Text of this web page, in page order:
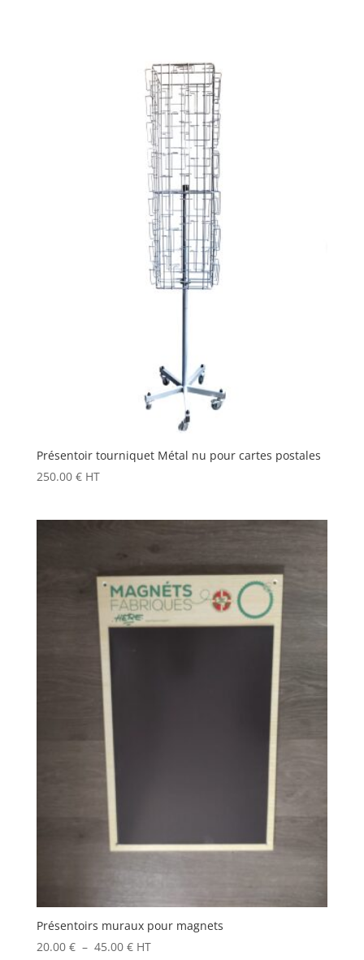
Présentoir tourniquet Métal nu pour cartes postales
250.00 € HT
Présentoirs muraux pour magnets
20.00 € – 45.00 €Plage
HT